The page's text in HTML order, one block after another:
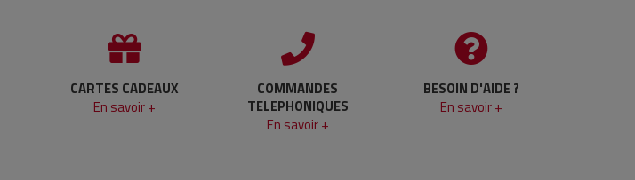
CARTES CADEAUX
En savoir +
COMMANDES
TELEPHONIQUES
En savoir +
BESOIN D'AIDE ?
En savoir +